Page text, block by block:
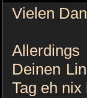
Vielen
Deinen
Tag eh nix